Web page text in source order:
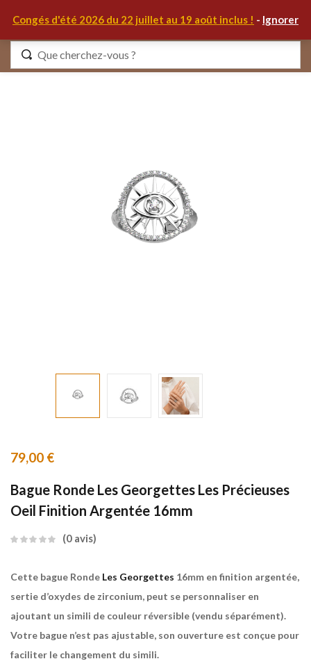
Congés d'été 2026 du 22 juillet au 19 août inclus ! - Ignorer
79,00 €
Bague Ronde Les Georgettes Les Précieuses
Oeil Finition Argentée 16mm
0 avis
Cette bague Ronde Les Georgettes 16mm en finition argentée,
sertie d’oxydes de zirconium, peut se personnaliser en
ajoutant un simili de couleur réversible (vendu séparément).
Votre bague n’est pas ajustable, son ouverture est conçue pour
faciliter le changement du simili.
Identifiez-vous
S'IDENTIFIER